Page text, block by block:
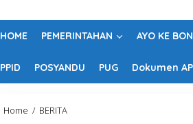
HOME PEMERINTAHAN AYO KE
PPID POSYANDU PUG Dokumen
Home / BERITA